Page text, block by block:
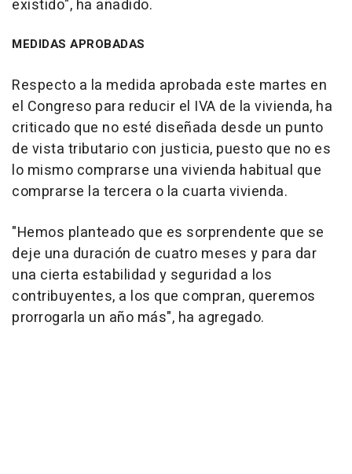
existido", ha añadido.
MEDIDAS APROBADAS
Respecto a la medida aprobada este martes en
el Congreso para reducir el IVA de la vivienda, ha
criticado que no esté diseñada desde un punto
de vista tributario con justicia, puesto que no es
lo mismo comprarse una vivienda habitual que
comprarse la tercera o la cuarta vivienda.
"Hemos planteado que es sorprendente que se
deje una duración de cuatro meses y para dar
una cierta estabilidad y seguridad a los
contribuyentes, a los que compran, queremos
prorrogarla un año más", ha agregado.